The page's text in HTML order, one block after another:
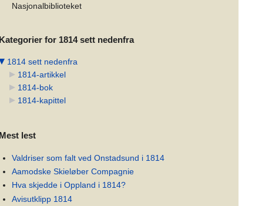
Nasjonalbiblioteket
Kategorier for 1814 sett nedenfra
1814 sett nedenfra
1814-artikkel
1814-bok
1814-kapittel
Mest lest
Valdriser som falt ved Onstadsund i 1814
Aamodske Skieløber Compagnie
Hva skjedde i Oppland i 1814?
Avisutklipp 1814